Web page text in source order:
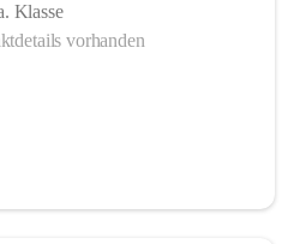
Klasse
vorhanden